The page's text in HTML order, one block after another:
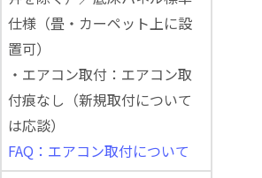
仕様（畳・カーペット上に設
置可）
・エアコン取付：エアコン取
付痕なし（新規取付について
は応談）
FAQ：エアコン取付について